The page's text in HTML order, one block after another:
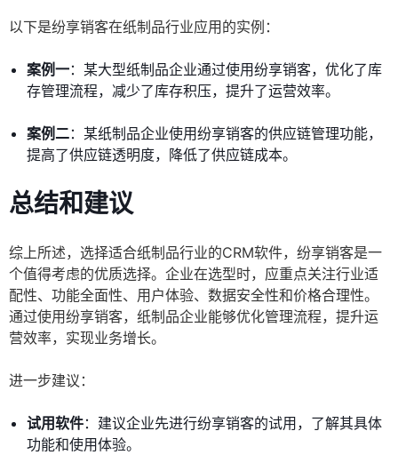
以下是纷享销客在纸制品行业应用的实例：
案例一：某大型纸制品企业通过使用纷享销客，优化了库
存管理流程，减少了库存积压，提升了运营效率。
案例二：某纸制品企业使用纷享销客的供应链管理功能，
提高了供应链透明度，降低了供应链成本。
总结和建议
综上所述，选择适合纸制品行业的CRM软件，纷享销客是一
个值得考虑的优质选择。企业在选型时，应重点关注行业适
配性、功能全面性、用户体验、数据安全性和价格合理性。
通过使用纷享销客，纸制品企业能够优化管理流程，提升运
营效率，实现业务增长。
进一步建议：
试用软件：建议企业先进行纷享销客的试用，了解其具体
功能和使用体验。